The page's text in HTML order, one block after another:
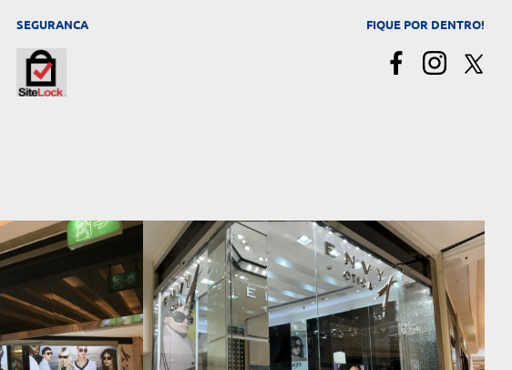
SEGURANCA FIQUE POR DENTRO!